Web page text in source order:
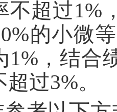
不超过1%
的小微
1%，结合
过3%。